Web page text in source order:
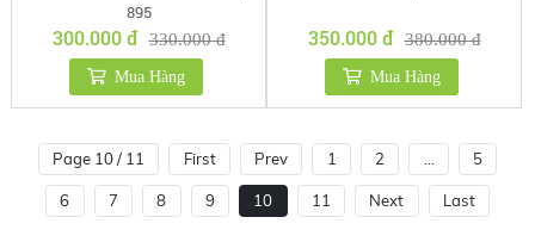
895
300.000 đ 330.000 đ
Mua Hàng
350.000 đ 380.000 đ
Mua Hàng
Page 10 / 11 First Prev 1 2 5
6 7 8 9 10 11 Next Last